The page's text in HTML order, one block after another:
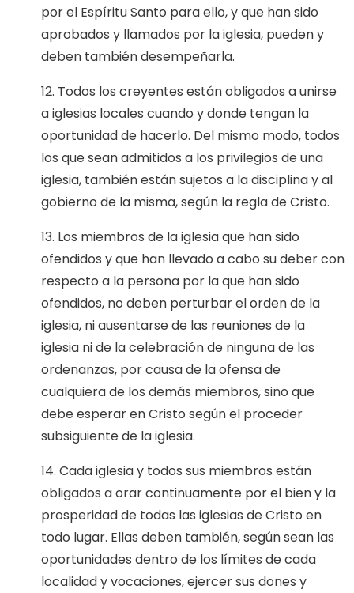
por el Espíritu Santo para ello, y que han sido
aprobados y llamados por la iglesia, pueden y
deben también desempeñarla.
12. Todos los creyentes están obligados a unirse
a iglesias locales cuando y donde tengan la
oportunidad de hacerlo. Del mismo modo, todos
los que sean admitidos a los privilegios de una
iglesia, también están sujetos a la disciplina y al
gobierno de la misma, según la regla de Cristo.
13. Los miembros de la iglesia que han sido
ofendidos y que han llevado a cabo su deber con
respecto a la persona por la que han sido
ofendidos, no deben perturbar el orden de la
iglesia, ni ausentarse de las reuniones de la
iglesia ni de la celebración de ninguna de las
ordenanzas, por causa de la ofensa de
cualquiera de los demás miembros, sino que
debe esperar en Cristo según el proceder
subsiguiente de la iglesia.
14. Cada iglesia y todos sus miembros están
obligados a orar continuamente por el bien y la
prosperidad de todas las iglesias de Cristo en
todo lugar. Ellas deben también, según sean las
oportunidades dentro de los límites de cada
localidad y vocaciones, ejercer sus dones y